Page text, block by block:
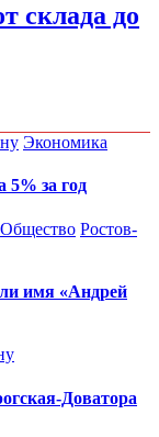
склада до
Экономика
5% за год
Общество Ростов-
имя «Андрей
Доватора